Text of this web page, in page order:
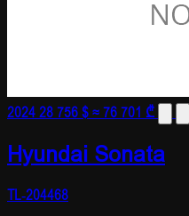
202428 756 $≈ 76 701 ₾
Hyundai Sonata
TL-204468